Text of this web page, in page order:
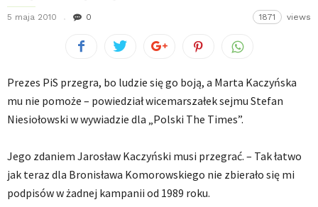
5 maja 2010 0 1871 views
Prezes PiS przegra, bo ludzie się go boją, a Marta Kaczyńska
mu nie pomoże – powiedział wicemarszałek sejmu Stefan
Niesiołowski w wywiadzie dla „Polski The Times”.
Jego zdaniem Jarosław Kaczyński musi przegrać. – Tak łatwo
jak teraz dla Bronisława Komorowskiego nie zbierało się mi
podpisów w żadnej kampanii od 1989 roku.